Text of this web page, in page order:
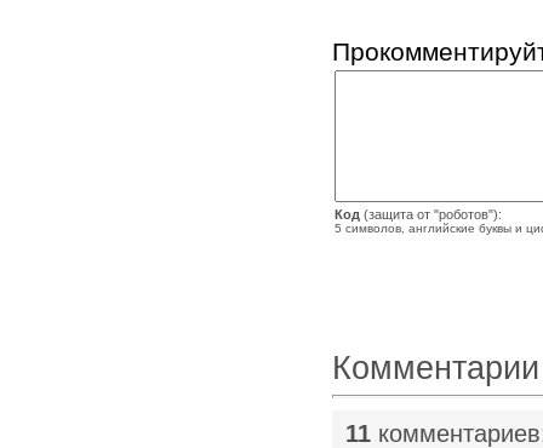
Код (защита от "роботов"):
5 символов, английские буквы и
Комментарии
11